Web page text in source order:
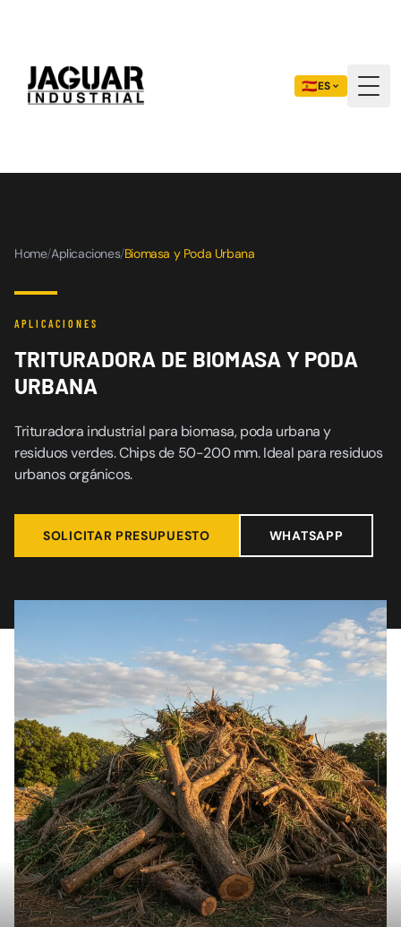
🇪🇸ES
Home/Aplicaciones/Biomasa y Poda Urbana
APLICACIONES
TRITURADORA DE BIOMASA Y PODA
URBANA
Trituradora industrial para biomasa, poda urbana y
residuos verdes. Chips de 50-200 mm. Ideal para residuos
urbanos orgánicos.
SOLICITAR PRESUPUESTO WHATSAPP